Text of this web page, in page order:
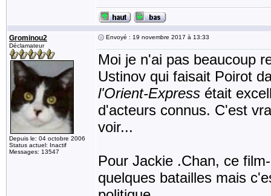
Grominou2
Déclamateur
Depuis le: 04 octobre 2006
Status actuel: Inactif
Messages: 13547
Envoyé : 19 novembre 2017 à 13:33
Moi je n'ai pas beaucoup
Ustinov qui faisait Poirot
l'Orient-Express était
d'acteurs connus. C'est
voir...
Pour Jackie .Chan, ce
quelques batailles mais